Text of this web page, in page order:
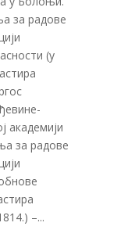
за радове
(у
академији
за радове
–...